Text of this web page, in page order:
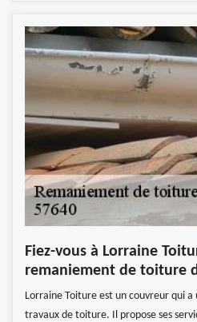
Fiez-vous à Lorraine
remaniement de toiture
Lorraine Toiture est un couvreur qui
travaux de toiture. Il propose ses